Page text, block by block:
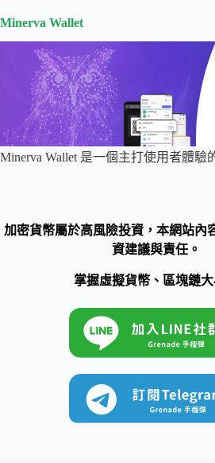
Minerva Wallet
Minerva Wallet 是一個主打使用者體驗
加密貨幣屬於高風險投資，本網站內
資建議與責任。
掌握虛擬貨幣、區塊鏈